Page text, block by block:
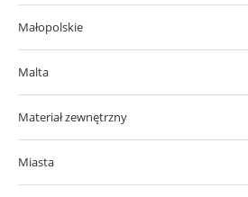
Małopolskie
Malta
Materiał zewnętrzny
Miasta